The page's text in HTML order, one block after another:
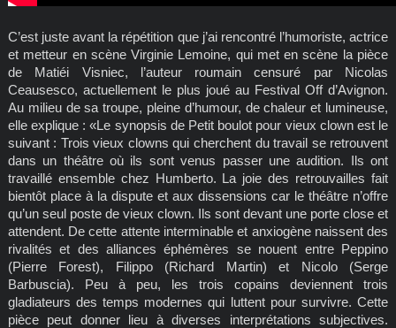
C’est juste avant la répétition que j’ai rencontré l’humoriste, actrice
et metteur en scène Virginie Lemoine, qui met en scène la pièce
de Matiéi Visniec, l’auteur roumain censuré par Nicolas
Ceausesco, actuellement le plus joué au Festival Off d’Avignon.
Au milieu de sa troupe, pleine d’humour, de chaleur et lumineuse,
elle explique : «Le synopsis de Petit boulot pour vieux clown est le
suivant : Trois vieux clowns qui cherchent du travail se retrouvent
dans un théâtre où ils sont venus passer une audition. Ils ont
travaillé ensemble chez Humberto. La joie des retrouvailles fait
bientôt place à la dispute et aux dissensions car le théâtre n’offre
qu’un seul poste de vieux clown. Ils sont devant une porte close et
attendent. De cette attente interminable et anxiogène naissent des
rivalités et des alliances éphémères se nouent entre Peppino
(Pierre Forest), Filippo (Richard Martin) et Nicolo (Serge
Barbuscia). Peu à peu, les trois copains deviennent trois
gladiateurs des temps modernes qui luttent pour survivre. Cette
pièce peut donner lieu à diverses interprétations subjectives.